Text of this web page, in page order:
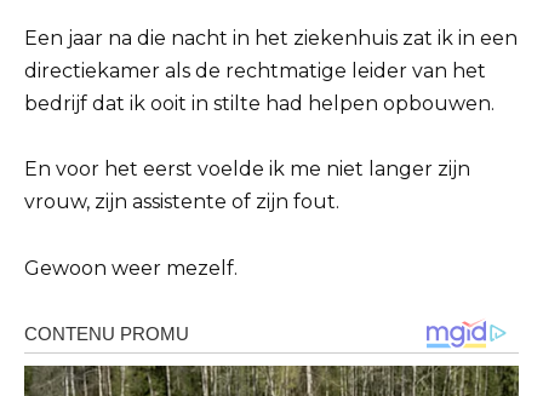
Een jaar na die nacht in het ziekenhuis zat ik in een
directiekamer als de rechtmatige leider van het
bedrijf dat ik ooit in stilte had helpen opbouwen.
En voor het eerst voelde ik me niet langer zijn
vrouw, zijn assistente of zijn fout.
Gewoon weer mezelf.